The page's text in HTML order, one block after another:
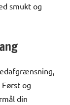
smukt og
og
din